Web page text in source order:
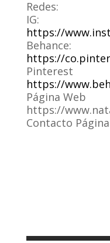
Redes:
IG:
https://
Behance:
https://
Pinterest
https://
Página Web
https://
Contacto